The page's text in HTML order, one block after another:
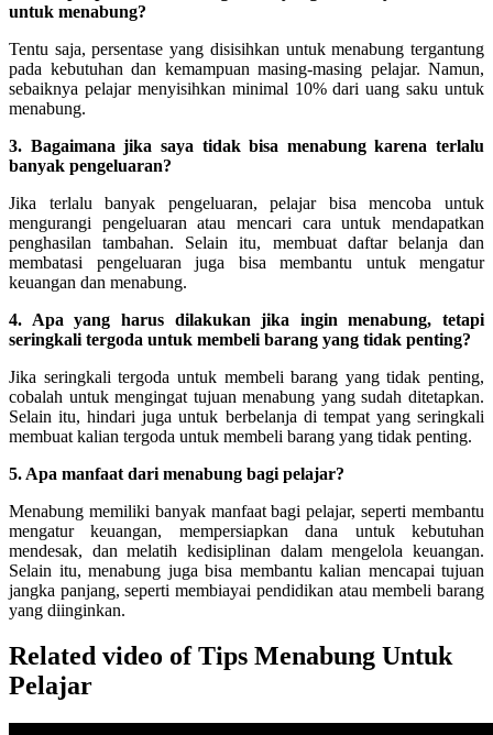
untuk menabung?
Tentu saja, persentase yang disisihkan untuk menabung tergantung
pada kebutuhan dan kemampuan masing-masing pelajar. Namun,
sebaiknya pelajar menyisihkan minimal 10% dari uang saku untuk
menabung.
3. Bagaimana jika saya tidak bisa menabung karena terlalu
banyak pengeluaran?
Jika terlalu banyak pengeluaran, pelajar bisa mencoba untuk
mengurangi pengeluaran atau mencari cara untuk mendapatkan
penghasilan tambahan. Selain itu, membuat daftar belanja dan
membatasi pengeluaran juga bisa membantu untuk mengatur
keuangan dan menabung.
4. Apa yang harus dilakukan jika ingin menabung, tetapi
seringkali tergoda untuk membeli barang yang tidak penting?
Jika seringkali tergoda untuk membeli barang yang tidak penting,
cobalah untuk mengingat tujuan menabung yang sudah ditetapkan.
Selain itu, hindari juga untuk berbelanja di tempat yang seringkali
membuat kalian tergoda untuk membeli barang yang tidak penting.
5. Apa manfaat dari menabung bagi pelajar?
Menabung memiliki banyak manfaat bagi pelajar, seperti membantu
mengatur keuangan, mempersiapkan dana untuk kebutuhan
mendesak, dan melatih kedisiplinan dalam mengelola keuangan.
Selain itu, menabung juga bisa membantu kalian mencapai tujuan
jangka panjang, seperti membiayai pendidikan atau membeli barang
yang diinginkan.
Related video of Tips Menabung Untuk
Pelajar